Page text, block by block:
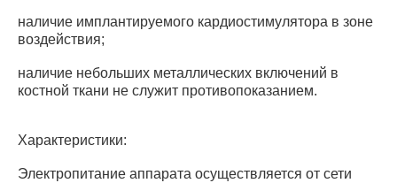
наличие имплантируемого кардиостимулятора в зоне
воздействия;
наличие небольших металлических включений в
костной ткани не служит противопоказанием.
Характеристики:
Электропитание аппарата осуществляется от сети